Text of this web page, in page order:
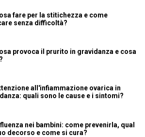
fare per la stitichezza e come
senza difficoltà?
provoca il prurito in gravidanza e cosa
all'infiammazione ovarica in
quali sono le cause e i sintomi?
nei bambini: come prevenirla, qual
decorso e come si cura?